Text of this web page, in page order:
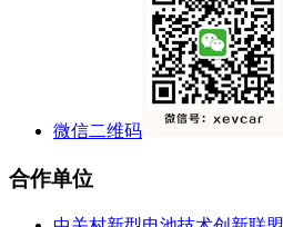
微信二维码
合作单位